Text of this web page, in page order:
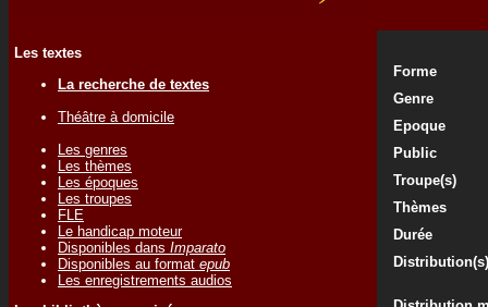
Les textes
La recherche de textes
Théâtre à domicile
Les genres
Les thèmes
Les époques
Les troupes
FLE
Le handicap moteur
Disponibles dans Imparato
Disponibles au format epub
Les enregistrements audios
Forme
Genre
Epoque
Public
Troupe(s)
Thèmes
Durée
Distribution(s)